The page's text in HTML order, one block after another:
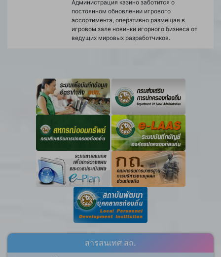
Администрация казино заботится о
постоянном обновлении игрового
ассортимента, оперативно размещая в
игровом зале новинки игорного бизнеса от
ведущих мировых разработчиков.
สารสนเทศ สถ.